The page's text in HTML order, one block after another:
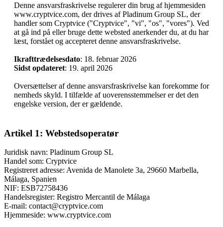
Denne ansvarsfraskrivelse regulerer din brug af hjemmesiden
www.cryptvice.com, der drives af Pladinum Group SL, der
handler som Cryptvice ("Cryptvice", "vi", "os", "vores"). Ved
at gå ind på eller bruge dette websted anerkender du, at du har
læst, forstået og accepteret denne ansvarsfraskrivelse.
Ikrafttrædelsesdato: 18. februar 2026
Sidst opdateret: 19. april 2026
Oversættelser af denne ansvarsfraskrivelse kan forekomme for
nemheds skyld. I tilfælde af uoverensstemmelser er det den
engelske version, der er gældende.
Artikel 1: Webstedsoperatør
Juridisk navn: Pladinum Group SL
Handel som: Cryptvice
Registreret adresse: Avenida de Manolete 3a, 29660 Marbella,
Málaga, Spanien
NIF: ESB72758436
Handelsregister: Registro Mercantil de Málaga
E-mail: contact@cryptvice.com
Hjemmeside: www.cryptvice.com